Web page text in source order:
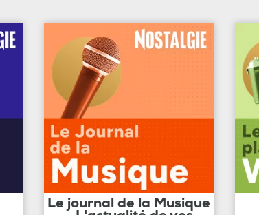
Le journal de la Musique